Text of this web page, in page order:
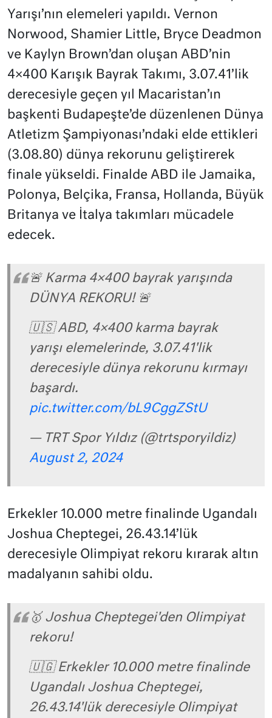
Yarışı’nın elemeleri yapıldı. Vernon
Norwood, Shamier Little, Bryce Deadmon
ve Kaylyn Brown’dan oluşan ABD’nin
4×400 Karışık Bayrak Takımı, 3.07.41’lik
derecesiyle geçen yıl Macaristan’ın
başkenti Budapeşte’de düzenlenen Dünya
Atletizm Şampiyonası’ndaki elde ettikleri
(3.08.80) dünya rekorunu geliştirerek
finale yükseldi. Finalde ABD ile Jamaika,
Polonya, Belçika, Fransa, Hollanda, Büyük
Britanya ve İtalya takımları mücadele
edecek.
🚨 Karma 4×400 bayrak yarışında
DÜNYA REKORU! 🚨
🇺🇸 ABD, 4×400 karma bayrak
yarışı elemelerinde, 3.07.41'lik
derecesiyle dünya rekorunu kırmayı
başardı.
pic.twitter.com/bL9CggZStU
— TRT Spor Yıldız (@trtsporyildiz)
August 2, 2024
Erkekler 10.000 metre finalinde Ugandalı
Joshua Cheptegei, 26.43.14’lük
derecesiyle Olimpiyat rekoru kırarak altın
madalyanın sahibi oldu.
🥇 Joshua Cheptegei'den Olimpiyat
rekoru!
🇺🇬 Erkekler 10.000 metre finalinde
Ugandalı Joshua Cheptegei,
26.43.14'lük derecesiyle Olimpiyat